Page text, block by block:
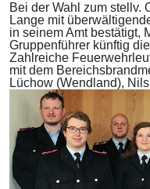
Bei der Wahl zum stellv.
Lange mit
in seinem Amt bestätigt,
Gruppenführer künftig
Zahlreiche
mit dem
Lüchow (Wendland),